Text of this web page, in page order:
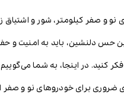
نو و صفر کیلومتر، شور و اشتیاق
حس دلنشین، باید به امنیت و
کنید. در اینجا، به شما
ضروری برای خودروهای نو و